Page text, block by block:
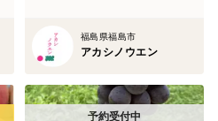
福島県福島市
アカシノウエン